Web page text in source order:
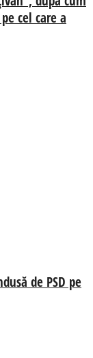
cel care a
de PSD pe